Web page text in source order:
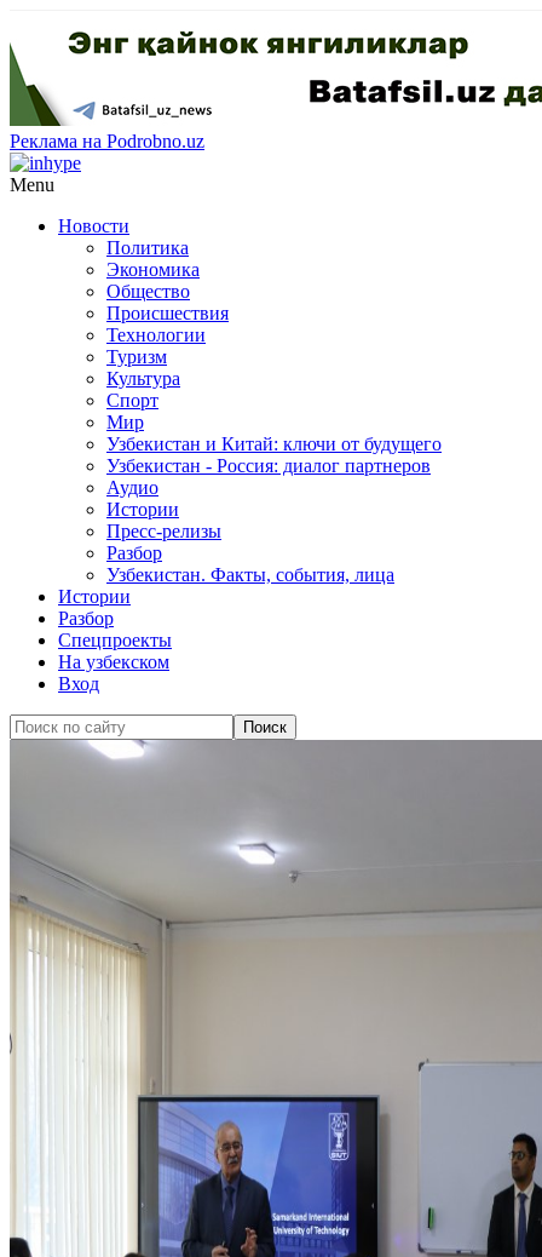
Реклама на Podrobno.uz
Menu
Новости
Политика
Экономика
Общество
Происшествия
Технологии
Туризм
Культура
Спорт
Мир
Узбекистан и Китай: ключи от будущего
Узбекистан - Россия: диалог партнеров
Аудио
Истории
Пресс-релизы
Разбор
Узбекистан. Факты, события, лица
Истории
Разбор
Спецпроекты
На узбекском
Вход